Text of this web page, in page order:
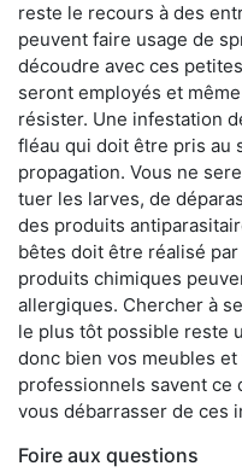
reste le recours à des
peuvent faire usage de
découdre avec ces
seront employés et
résister. Une infestation
fléau qui doit être pris au
propagation. Vous ne
tuer les larves, de
des produits
bêtes doit être réalisé
produits chimiques
allergiques. Chercher à
le plus tôt possible reste
donc bien vos meubles
professionnels savent ce
vous débarrasser de ces
Foire aux questions